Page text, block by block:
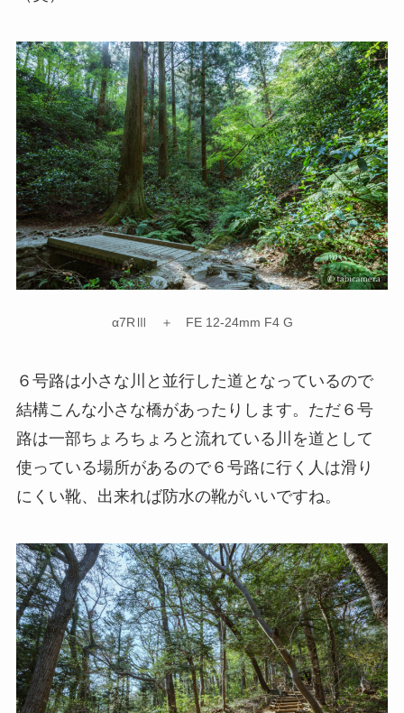
α7RⅢ ＋ FE 12-24mm F4 G
６号路は小さな川と並行した道となっているので
結構こんな小さな橋があったりします。ただ６号
路は一部ちょろちょろと流れている川を道として
使っている場所があるので６号路に行く人は滑り
にくい靴、出来れば防水の靴がいいですね。